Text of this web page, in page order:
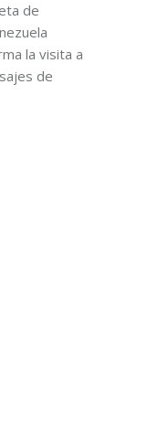
de
la visita a
de